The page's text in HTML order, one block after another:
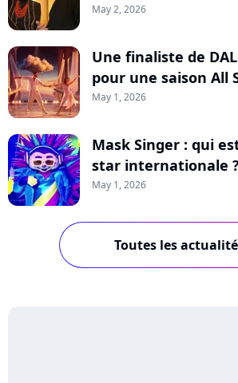
May 2, 2026
Une finaliste de
pour une saison All
May 1, 2026
Mask Singer : qui
star internationale ?
May 1, 2026
Toutes les